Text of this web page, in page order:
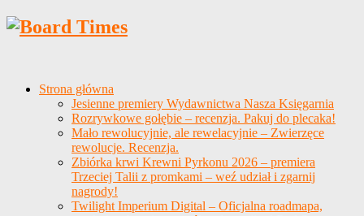
Strona główna
Jesienne premiery Wydawnictwa Nasza Księgarnia
Rozrywkowe gołębie – recenzja. Pakuj do plecaka!
Mało rewolucyjnie, ale rewelacyjnie – Zwierzęce
rewolucje. Recenzja.
Zbiórka krwi Krewni Pyrkonu 2026 – premiera
Trzeciej Talii z promkami – weź udział i zgarnij
nagrody!
Twilight Imperium Digital – Oficjalna roadmapa,